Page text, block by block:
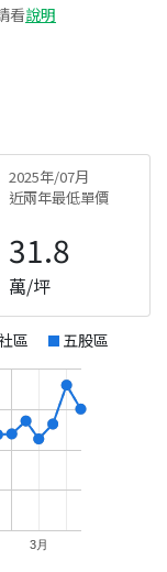
看說明
2025年/07月
近兩年最低單價
31.8
萬/坪
區 五股區
3月